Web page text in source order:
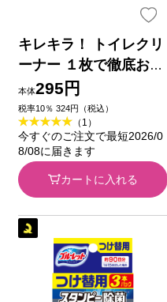
キレキラ！ トイレクリ
ーナー １枚で徹底おそ
うじシート シトラスミ
ント つめかえ用 １０
枚×２Ｐ 大王製紙
本体295円
税率10％ 324円（税込）
（1）
今すぐのご注文で最短2026/0
8/08に届きます
カートに入れる